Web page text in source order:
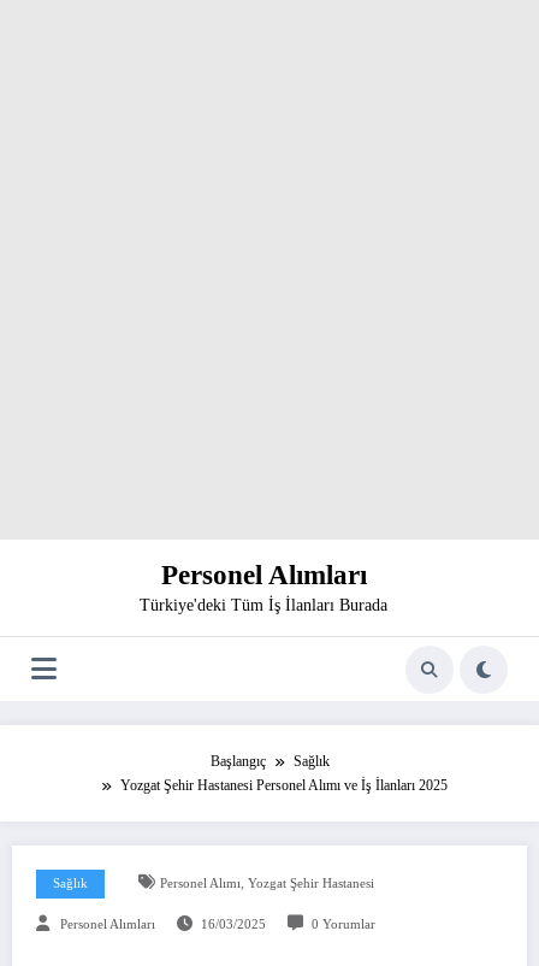
Personel Alımları
Türkiye'deki Tüm İş İlanları Burada
Başlangıç
Sağlık
Yozgat Şehir Hastanesi Personel Alımı ve İş İlanları 2025
Sağlık Personel Alımı, Yozgat Şehir Hastanesi
Personel Alımları 16/03/2025 0 Yorumlar